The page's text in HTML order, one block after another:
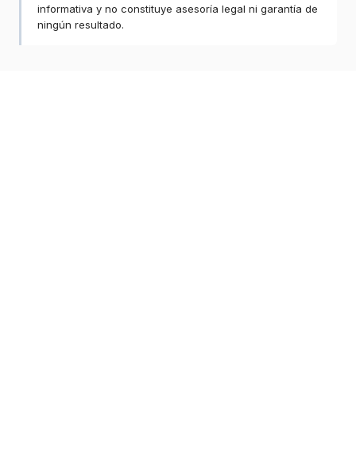
informativa y no constituye asesoría legal ni garantía de
ningún resultado.